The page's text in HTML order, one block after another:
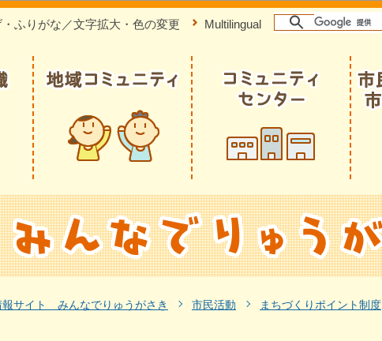
このページの本文へ移動
ふりがな／文字拡大・色の変更 Multilingual
報サイト みんなでりゅうがさき 市民活動
まちづくりポイント制度